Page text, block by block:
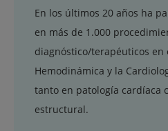
En los últimos 20 años ha
en más de 1.000
diagnóstico/terapéuticos en
Hemodinámica y la
tanto en patología cardíaca
estructural.